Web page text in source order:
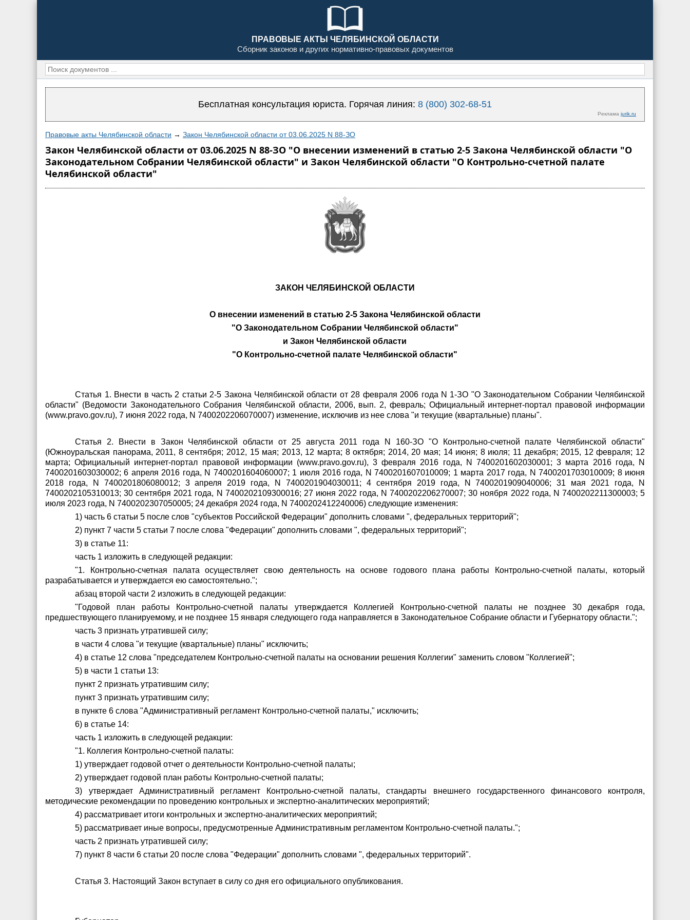
ПРАВОВЫЕ АКТЫ ЧЕЛЯБИНСКОЙ ОБЛАСТИ
Сборник законов и других нормативно-правовых документов
Бесплатная консультация юриста. Горячая линия: 8 (800) 302-68-51
Реклама jurik.ru
Правовые акты Челябинской области → Закон Челябинской области от 03.06.2025 N 88-ЗО
Закон Челябинской области от 03.06.2025 N 88-ЗО "О внесении изменений в статью 2-5 Закона Челябинской области "О
Законодательном Собрании Челябинской области" и Закон Челябинской области "О Контрольно-счетной палате
Челябинской области"
ЗАКОН ЧЕЛЯБИНСКОЙ ОБЛАСТИ
О внесении изменений в статью 2-5 Закона Челябинской области
"О Законодательном Собрании Челябинской области"
и Закон Челябинской области
"О Контрольно-счетной палате Челябинской области"
Статья 1. Внести в часть 2 статьи 2-5 Закона Челябинской области от 28 февраля 2006 года N 1-ЗО "О Законодательном Собрании Челябинской
области" (Ведомости Законодательного Собрания Челябинской области, 2006, вып. 2, февраль; Официальный интернет-портал правовой информации
(www.pravo.gov.ru), 7 июня 2022 года, N 7400202206070007) изменение, исключив из нее слова "и текущие (квартальные) планы".
Статья 2. Внести в Закон Челябинской области от 25 августа 2011 года N 160-ЗО "О Контрольно-счетной палате Челябинской области"
(Южноуральская панорама, 2011, 8 сентября; 2012, 15 мая; 2013, 12 марта; 8 октября; 2014, 20 мая; 14 июня; 8 июля; 11 декабря; 2015, 12 февраля; 12
марта; Официальный интернет-портал правовой информации (www.pravo.gov.ru), 3 февраля 2016 года, N 7400201602030001; 3 марта 2016 года, N
7400201603030002; 6 апреля 2016 года, N 7400201604060007; 1 июля 2016 года, N 7400201607010009; 1 марта 2017 года, N 7400201703010009; 8 июня
2018 года, N 7400201806080012; 3 апреля 2019 года, N 7400201904030011; 4 сентября 2019 года, N 7400201909040006; 31 мая 2021 года, N
7400202105310013; 30 сентября 2021 года, N 7400202109300016; 27 июня 2022 года, N 7400202206270007; 30 ноября 2022 года, N 7400202211300003; 5
июля 2023 года, N 7400202307050005; 24 декабря 2024 года, N 7400202412240006) следующие изменения:
1) часть 6 статьи 5 после слов "субъектов Российской Федерации" дополнить словами ", федеральных территорий";
2) пункт 7 части 5 статьи 7 после слова "Федерации" дополнить словами ", федеральных территорий";
3) в статье 11:
часть 1 изложить в следующей редакции:
"1. Контрольно-счетная палата осуществляет свою деятельность на основе годового плана работы Контрольно-счетной палаты, который
разрабатывается и утверждается ею самостоятельно.";
абзац второй части 2 изложить в следующей редакции:
"Годовой план работы Контрольно-счетной палаты утверждается Коллегией Контрольно-счетной палаты не позднее 30 декабря года,
предшествующего планируемому, и не позднее 15 января следующего года направляется в Законодательное Собрание области и Губернатору области.";
часть 3 признать утратившей силу;
в части 4 слова "и текущие (квартальные) планы" исключить;
4) в статье 12 слова "председателем Контрольно-счетной палаты на основании решения Коллегии" заменить словом "Коллегией";
5) в части 1 статьи 13:
пункт 2 признать утратившим силу;
пункт 3 признать утратившим силу;
в пункте 6 слова "Административный регламент Контрольно-счетной палаты," исключить;
6) в статье 14:
часть 1 изложить в следующей редакции:
"1. Коллегия Контрольно-счетной палаты:
1) утверждает годовой отчет о деятельности Контрольно-счетной палаты;
2) утверждает годовой план работы Контрольно-счетной палаты;
3) утверждает Административный регламент Контрольно-счетной палаты, стандарты внешнего государственного финансового контроля,
методические рекомендации по проведению контрольных и экспертно-аналитических мероприятий;
4) рассматривает итоги контрольных и экспертно-аналитических мероприятий;
5) рассматривает иные вопросы, предусмотренные Административным регламентом Контрольно-счетной палаты.";
часть 2 признать утратившей силу;
7) пункт 8 части 6 статьи 20 после слова "Федерации" дополнить словами ", федеральных территорий".
Статья 3. Настоящий Закон вступает в силу со дня его официального опубликования.